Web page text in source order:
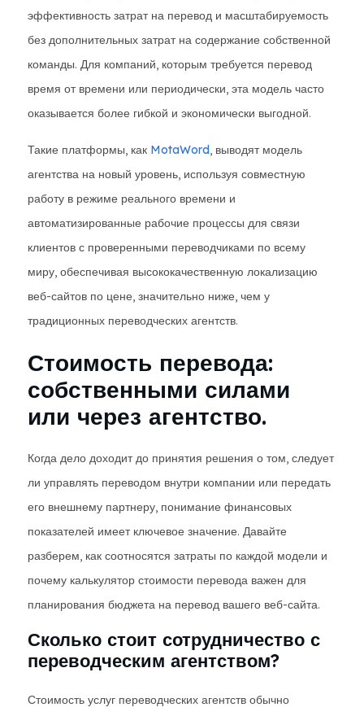
эффективность затрат на перевод и масштабируемость
без дополнительных затрат на содержание собственной
команды. Для компаний, которым требуется перевод
время от времени или периодически, эта модель часто
оказывается более гибкой и экономически выгодной.
Такие платформы, как MotaWord, выводят модель
агентства на новый уровень, используя совместную
работу в режиме реального времени и
автоматизированные рабочие процессы для связи
клиентов с проверенными переводчиками по всему
миру, обеспечивая высококачественную локализацию
веб-сайтов по цене, значительно ниже, чем у
традиционных переводческих агентств.
Стоимость перевода:
собственными силами
или через агентство.
Когда дело доходит до принятия решения о том, следует
ли управлять переводом внутри компании или передать
его внешнему партнеру, понимание финансовых
показателей имеет ключевое значение. Давайте
разберем, как соотносятся затраты по каждой модели и
почему калькулятор стоимости перевода важен для
планирования бюджета на перевод вашего веб-сайта.
Сколько стоит сотрудничество с
переводческим агентством?
Стоимость услуг переводческих агентств обычно